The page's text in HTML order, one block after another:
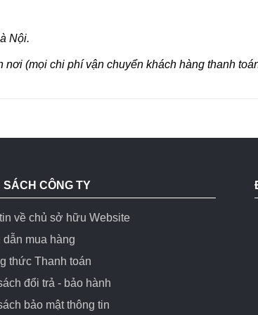
Nội.
(mọi chi phí vận chuyển khách hàng thanh
SÁCH CÔNG TY
về chủ sở hữu Website
mua hàng
thức Thanh toán
đổi trả - bảo hành
bảo mật thông tin